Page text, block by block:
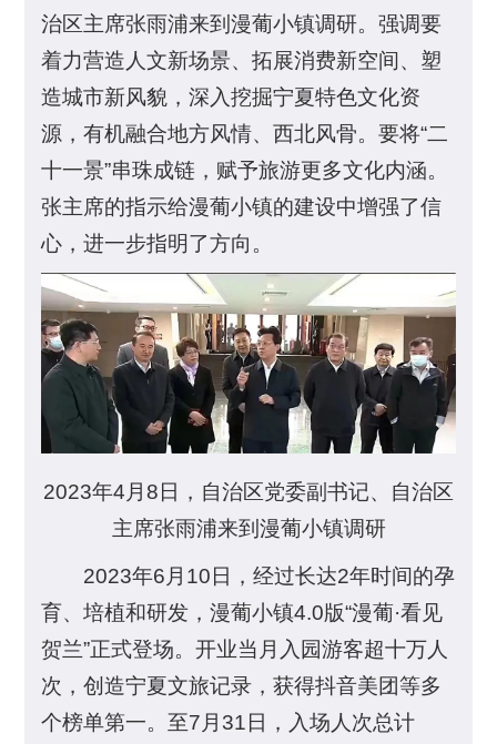
治区主席张雨浦来到漫葡小镇调研。强调要
着力营造人文新场景、拓展消费新空间、塑
造城市新风貌，深入挖掘宁夏特色文化资
源，有机融合地方风情、西北风骨。要将“二
十一景”串珠成链，赋予旅游更多文化内涵。
张主席的指示给漫葡小镇的建设中增强了信
心，进一步指明了方向。
2023年4月8日，自治区党委副书记、自治区
主席张雨浦来到漫葡小镇调研
2023年6月10日，经过长达2年时间的孕
育、培植和研发，漫葡小镇4.0版“漫葡·看见
贺兰”正式登场。开业当月入园游客超十万人
次，创造宁夏文旅记录，获得抖音美团等多
个榜单第一。至7月31日，入场人次总计